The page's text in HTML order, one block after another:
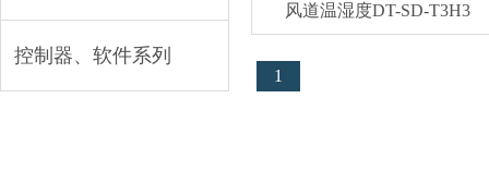
控制器、软件系列
风道温湿度DT-SD-T3H3
1